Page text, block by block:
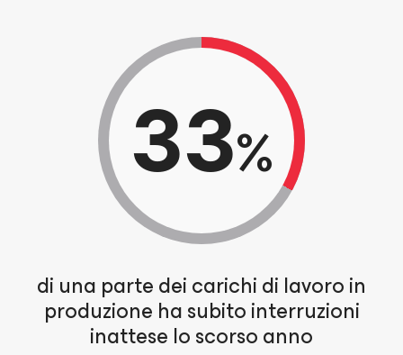
33%
di una parte dei carichi di lavoro in
produzione ha subito interruzioni
inattese lo scorso anno